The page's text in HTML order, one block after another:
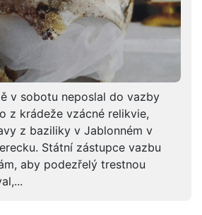
v sobotu neposlal do vazby
z krádeže vzácné relikvie,
z baziliky v Jablonném v
Státní zástupce vazbu
aby podezřelý trestnou